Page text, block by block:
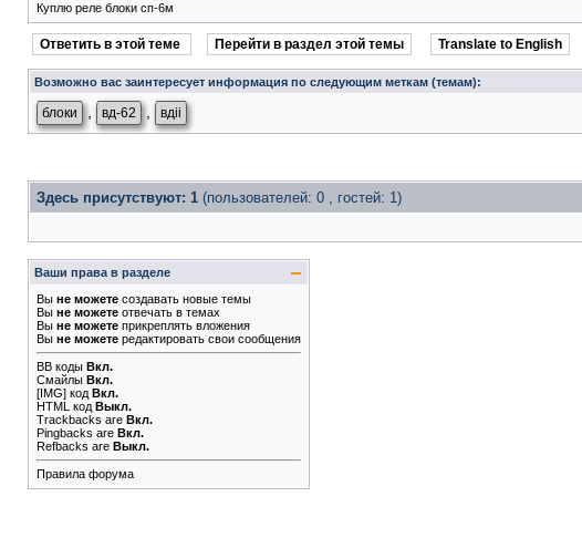
Куплю реле блоки сп-6м
Ответить в этой теме Перейти в раздел этой темы Translate to English
Возможно вас заинтересует информация по следующим меткам (темам):
блоки вд-62 вдii
Здесь присутствуют: 1 (пользователей: 0 , гостей: 1)
Ваши права в разделе
Вы не можете создавать новые темы
Вы не можете отвечать в темах
Вы не можете прикреплять вложения
Вы не можете редактировать свои сообщения
BB коды Вкл.
Смайлы Вкл.
[IMG] код Вкл.
HTML код Выкл.
Trackbacks are Вкл.
Pingbacks are Вкл.
Refbacks are Выкл.
Правила форума